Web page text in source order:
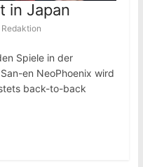
in Japan
Spiele in der
en NeoPhoenix wird
back-to-back